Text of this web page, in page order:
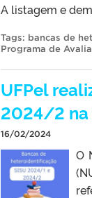
A listagem e
Tags: bancas de
Programa de
UFPel
2024/2 na
16/02/2024
O